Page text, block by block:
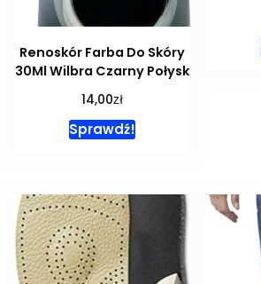
Renoskór Farba Do Skóry
30Ml Wilbra Czarny Połysk
14,00zł
Sprawdź!